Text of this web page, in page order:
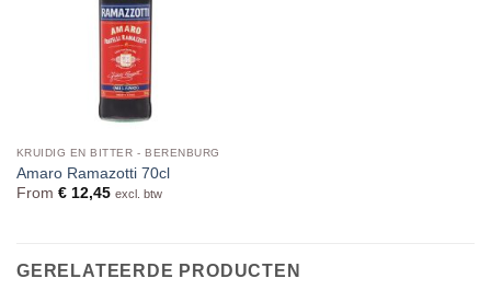
KRUIDIG EN BITTER - BERENBURG
Amaro Ramazotti 70cl
From €12,45 excl. btw
GERELATEERDE PRODUCTEN